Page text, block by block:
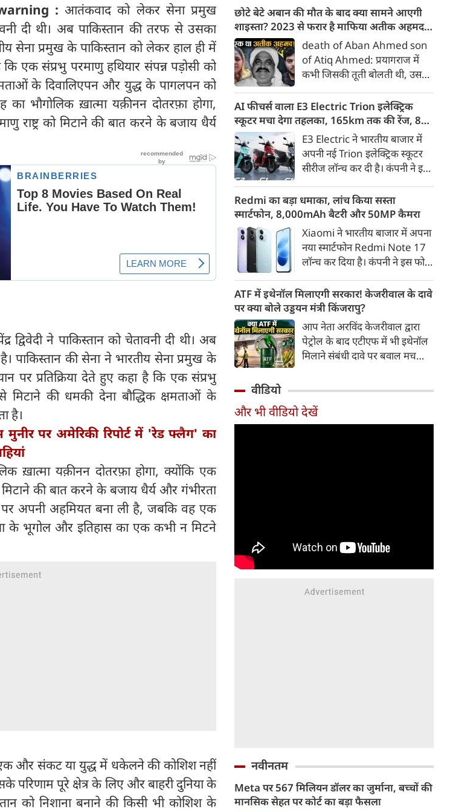
: आतंकवाद को लेकर सेना प्रमुख
दी थी। अब पाकिस्तान की तरफ से उसका
सेना प्रमुख के पाकिस्तान को लेकर हाल ही में
एक संप्रभु परमाणु हथियार संपन्न पड़ोसी को
के दिवालिएपन और युद्ध के पागलपन को
भौगोलिक ख़ात्मा यक़ीनन दोतरफ़ा होगा,
राष्ट्र को मिटाने की बात करने के बजाय धैर्य
ने पाकिस्तान को चेतावनी दी थी। अब
पाकिस्तान की सेना ने भारतीय सेना प्रमुख के
पर प्रतिक्रिया देते हुए कहा है कि एक संप्रभु
मिटाने की धमकी देना बौद्धिक क्षमताओं के
है।
पर अमेरिकी रिपोर्ट में 'रेड फ्लैग' का
ख़ात्मा यक़ीनन दोतरफ़ा होगा, क्योंकि एक
मिटाने की बात करने के बजाय धैर्य और गंभीरता
पर अपनी अहमियत बना ली है, जबकि वह एक
के भूगोल और इतिहास का एक कभी न मिटने
एक और संकट या युद्ध में धकेलने की कोशिश नहीं
परिणाम पूरे क्षेत्र के लिए और बाहरी दुनिया के
को निशाना बनाने की किसी भी कोशिश के
किया है। सरकार ने AI से तैयार कंटेंट
पर स्पष्ट लेबल और पहचान योग्य
मेटाडेटा उपलब्ध कराना अनिवार्य
किया है। साथ ही, सरकारी या
न्यायालय के आदेश के आधार पर
गैरकानूनी जानकारी हटाने की
समयसीमा 36 घंटे से घटाकर 3 घंटे
कर दी गई है।
छोटे बेटे अबान की मौत के बाद क्या सामने आएगी
शाइस्ता? 2023 से फरार है माफिया अतीक अहमद
की पत्नी
death of Aban Ahmed son
of Atiq Ahmed: प्रयागराज में
कभी जिसकी तूती बोलती थी, उस
अहमद के कुनबे पर कानून और
किस्मत की दोहरी मार पड़ रही है।
जिस झांसी जिले में अप्रैल 2023 में
अतीक के एनकाउंटर में मारे गए बेटे
असद की सांसें थमी थीं, उसी झांसी में
अब उसके छोटे बेटे अबान की भीषण
सड़क दुर्घटना में जान चली गई है।
AI फीचर्स वाला E3 Electric Trion इलेक्ट्रिक
स्कूटर मचा देगा तहलका, 165km तक की रेंज, 8
साल की बैटरी वारंटी, कीमत जानेंगे तो हो जाएंगे
हैरान
E3 Electric ने भारतीय बाजार में
अपनी नई Trion इलेक्ट्रिक स्कूटर
सीरीज लॉन्च कर दी है। कंपनी ने इसे
पेश किया है। Trion की शुरुआती
कीमत 99,999 रुपए (एक्स-शोरूम,
बेंगलुरु) रखी गई है। फिलहाल इसकी
बुकिंग बेंगलुरु के ग्राहकों के लिए
कंपनी की आधिकारिक वेबसाइट के
जरिए शुरू की गई है। आने वाले समय
में इसे दूसरे शहरों में भी उपलब्ध
कराया जाएगा।
Redmi का बड़ा धमाका, लांच किया सस्ता
स्मार्टफोन, 8,000mAh बैटरी और 50MP कैमरा
Xiaomi ने भारतीय बाजार में अपना
नया स्मार्टफोन Redmi Note 17
लॉन्च कर दिया है। कंपनी ने इस फोन
डिस्प्ले, 8,000mAh की बड़ी बैटरी
और Qualcomm Snapdragon
चिपसेट के साथ पेश किया है। फोन में
50MP का मेन कैमरा दिया गया है।
इसके अलावा Redmi Note 17 में
Corning Gorilla Glass 7i
चेसिस जैसे फीचर्स मिलते हैं।
ATF में इथेनॉल मिलाएगी सरकार! केजरीवाल के दावे
पर क्या बोले उड्डयन मंत्री किंजरापु?
आप नेता अरविंद केजरीवाल द्वारा
पेट्रोल के बाद एटीएफ में भी इथेनॉल
मिलाने संबंधी दावे पर बवाल मच
इथेनॉल मिलाने की कोई योजना नहीं
है।
वीडियो
और भी वीडियो देखें
नवीनतम
Meta पर 567 मिलियन डॉलर का जुर्माना, बच्चों की
मानसिक सेहत पर कोर्ट का बड़ा फैसला